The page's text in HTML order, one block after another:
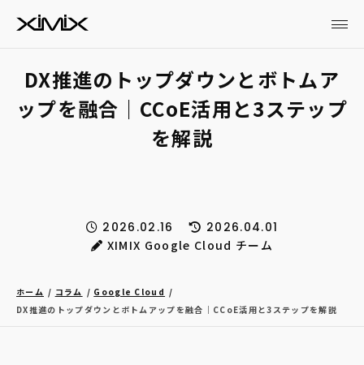
DX推進のトップダウンとボトムア
ップを融合｜CCoE活用と3ステップ
を解説
2026.02.16
2026.04.01
XIMIX Google Cloud チーム
ホーム コラム
Google Cloud
DX推進のトップダウンとボトムアップを融合｜CCoE活用と3ステップを解説